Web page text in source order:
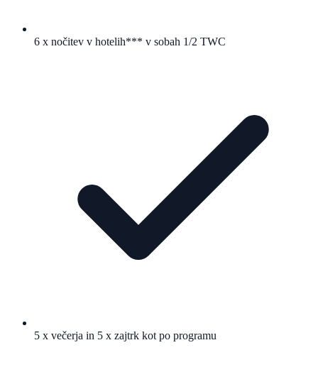
6 x nočitev v hotelih*** v sobah 1/2 TWC
5 x večerja in 5 x zajtrk kot po programu